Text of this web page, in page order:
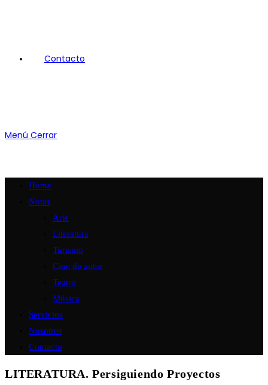
Contacto
Menú Cerrar
Home
Notas
Arte
Literatura
Turismo
Cine de autor
Teatro
Música
Servicios
Nosotros
Contacto
LITERATURA. Persiguiendo Proyectos